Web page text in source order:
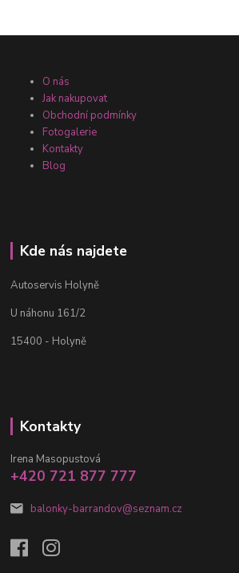
O nás
Jak nakupovat
Obchodní podmínky
Fotogalerie
Kontakty
Blog
Kde nás najdete
Autoservis Holyně
U náhonu 161/2
15400 - Holyně
Kontakty
Irena Masopustová
+420 721 877 777
balonky-barrandov@seznam.cz